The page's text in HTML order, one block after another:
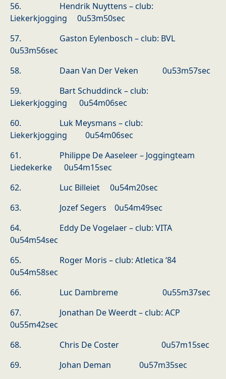
56. Hendrik Nuyttens – club:
Liekerkjogging 0u53m50sec
57. Gaston Eylenbosch – club: BVL
0u53m56sec
58. Daan Van Der Veken 0u53m57sec
59. Bart Schuddinck – club:
Liekerkjogging 0u54m06sec
60. Luk Meysmans – club:
Liekerkjogging 0u54m06sec
61. Philippe De Aaseleer – Joggingteam
Liedekerke 0u54m15sec
62. Luc Billeiet 0u54m20sec
63. Jozef Segers 0u54m49sec
64. Eddy De Vogelaer – club: VITA
0u54m54sec
65. Roger Moris – club: Atletica ‘84
0u54m58sec
66. Luc Dambreme 0u55m37sec
67. Jonathan De Weerdt – club: ACP
0u55m42sec
68. Chris De Coster 0u57m15sec
69. Johan Deman 0u57m35sec